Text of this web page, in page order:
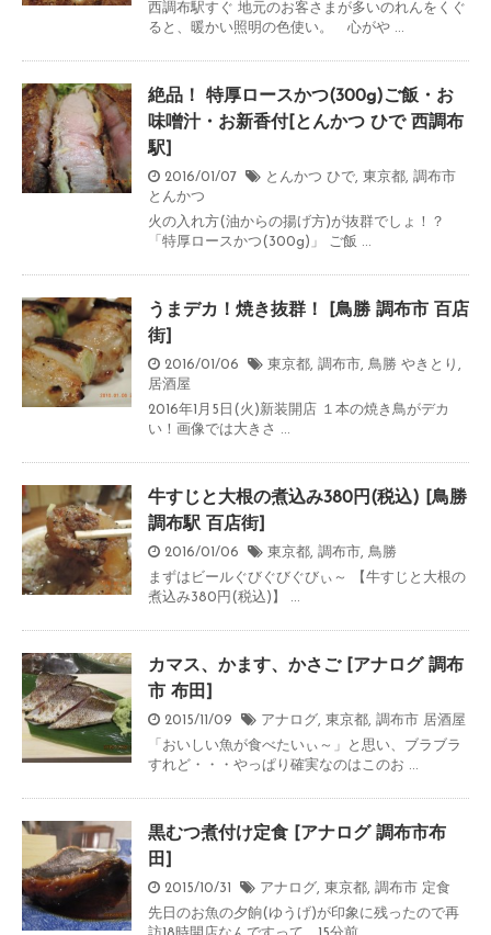
西調布駅すぐ 地元のお客さまが多いのれんをくぐ
ると、暖かい照明の色使い。 心がや ...
絶品！ 特厚ロースかつ(300g)ご飯・お
味噌汁・お新香付[とんかつ ひで 西調布
駅]
2016/01/07 とんかつ ひで, 東京都, 調布市
とんかつ
火の入れ方(油からの揚げ方)が抜群でしょ！？
「特厚ロースかつ(300g)」 ご飯 ...
うまデカ！焼き抜群！ [鳥勝 調布市 百店
街]
2016/01/06 東京都, 調布市 , 鳥勝 やきとり ,
居酒屋
2016年1月5日(火)新装開店 １本の焼き鳥がデカ
い！画像では大きさ ...
牛すじと大根の煮込み380円(税込) [鳥勝
調布駅 百店街]
2016/01/06 東京都, 調布市 , 鳥勝
まずはビールぐびぐびぐびぃ～ 【牛すじと大根の
煮込み380円(税込)】 ...
カマス、かます、かさご [アナログ 調布
市 布田]
2015/11/09 アナログ, 東京都, 調布市 居酒屋
「おいしい魚が食べたいぃ～」と思い、ブラブラ
すれど・・・やっぱり確実なのはこのお ...
黒むつ煮付け定食 [アナログ 調布市布
田]
2015/10/31 アナログ, 東京都, 調布市 定食
先日のお魚の夕餉(ゆうげ)が印象に残ったので再